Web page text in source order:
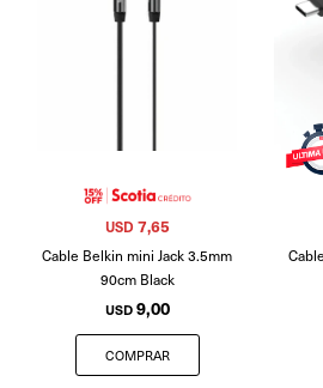
Cable Belkin mini Jack 3.5mm
90cm Black
USD 9,00
USD 7,65